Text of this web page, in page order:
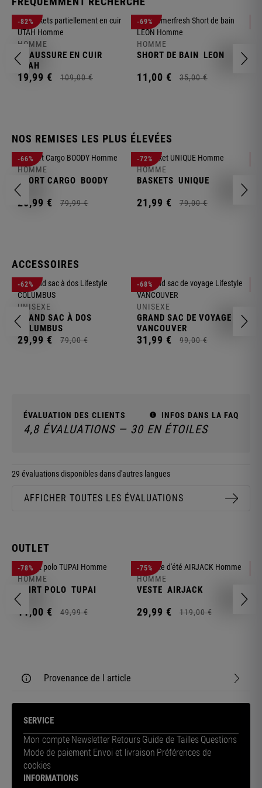
-82%
HOMME
CHAUSSURE EN CUIR
UTAH
19,99 € 109,00 €
-69%
HOMME
SHORT DE BAIN LEON
11,00 € 35,00 €
NOS REMISES LES PLUS ÉLEVÉES
-66%
HOMME
SHORT CARGO BOODY
26,99 € 79,99 €
-72%
HOMME
BASKETS UNIQUE
21,99 € 79,00 €
ACCESSOIRES
-62%
UNISEXE
GRAND SAC À DOS
COLUMBUS
29,99 € 79,00 €
-68%
UNISEXE
GRAND SAC DE VOYAGE
VANCOUVER
31,99 € 99,00 €
ÉVALUATION DES CLIENTS INFOS DANS LA FAQ
4,8 ÉVALUATIONS — 30 EN ÉTOILES
29 évaluations disponibles dans d'autres langues
AFFICHER TOUTES LES ÉVALUATIONS
OUTLET
-78%
HOMME
SHIRT POLO TUPAI
11,00 € 49,99 €
-75%
HOMME
VESTE AIRJACK
29,99 € 119,00 €
Provenance de l article
SERVICE
Mon compte Newsletter Retours Guide de Tailles Questions
Mode de paiement Envoi et livraison Préférences de
cookies
INFORMATIONS